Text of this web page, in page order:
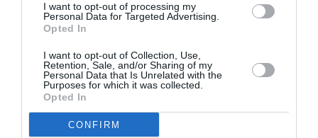
I want to opt-out of processing my
Personal Data for Targeted Advertising.
Opted In
I want to opt-out of Collection, Use,
Retention, Sale, and/or Sharing of my
Personal Data that Is Unrelated with the
Purposes for which it was collected.
Opted In
CONFIRM
FAIRE UN DON
Appel aux lecteurs !